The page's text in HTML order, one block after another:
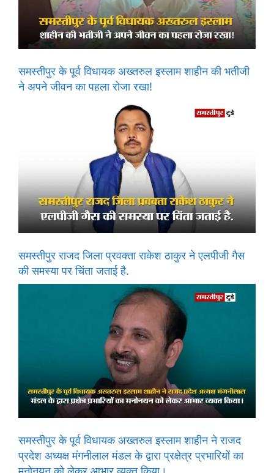
समस्तीपुर के पूर्व विधायक अख्तरुल इस्लाम शाहीन की भतीजी
ने अपने जीवन का पहला रोजा रखा!
समस्तीपुर राजद जिला प्रवक्ता राकेश ठाकुर ने एलपीजी गैस
की समस्या पर चिंता जताई है.
समस्तीपुर के पूर्व विधायक अख्तरुल इस्लाम शाहीन ने राजद
प्रदेश अध्यक्ष मंगनीलाल मंडल के द्वारा प्रक्षेत्र प्रभारियों का